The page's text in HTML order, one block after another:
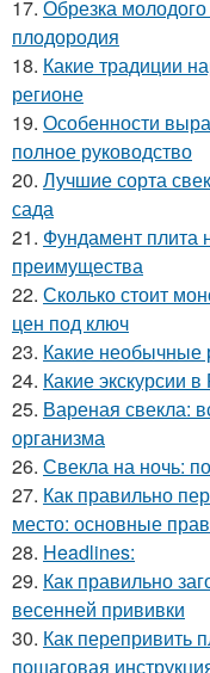
17. Обрезка
плодородия
18. Какие традиции
регионе
19. Особенности
полное руководство
20. Лучшие сорта
сада
21. Фундамент плита
преимущества
22. Сколько стоит
цен под ключ
23. Какие необычные
24. Какие экскурсии
25. Вареная свекла:
организма
26. Свекла на ночь:
27. Как правильно
место: основные
28. Headlines:
29. Как правильно
весенней прививки
30. Как перепривить
пошаговая